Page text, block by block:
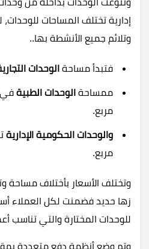
إدارية تختلف المساحات
وتلائم جميع الأنشطة بها..
فتبدأ مساحة الوحدات
ممساحة الوحدات الطبية في
مربع.
والوحدات الحكومية الإدارية
مربع.
وتختلف الأسعار بأختلاف مساحة
زها حديد فضمنت لكل العملاء
للوحدات المختارة والتي تناسب
وتم وضع أنظمة دفع متعددة